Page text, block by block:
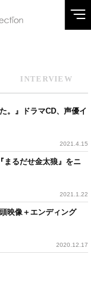
INTERVIEW
。』ドラマCD、声優イ
2021.4.15
まるだせ金太狼』をニ
2021.1.22
映像＋エンディング
2020.12.17